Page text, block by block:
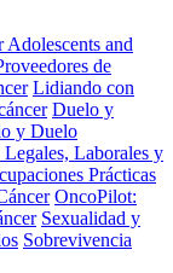
Adolescents and
de
Lidiando con
Duelo y
y Duelo
Legales, Laborales y
Prácticas
OncoPilot:
Sexualidad y
Sobrevivencia